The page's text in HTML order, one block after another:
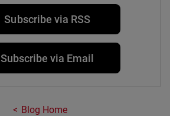
Subscribe via RSS
Subscribe via Email
Blog Home